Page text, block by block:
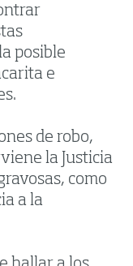
posible
e
de robo,
la Justicia
como
a la